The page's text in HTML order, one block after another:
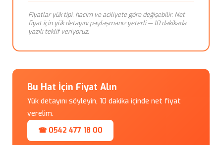
Fiyatlar yük tipi, hacim ve aciliyete göre değişebilir. Net
fiyat için yük detayını paylaşmanız yeterli — 10 dakikada
yazılı teklif veriyoruz.
Bu Hat İçin Fiyat Alın
Yük detayını söyleyin, 10 dakika içinde net fiyat
verelim.
☎ 0542 477 18 00